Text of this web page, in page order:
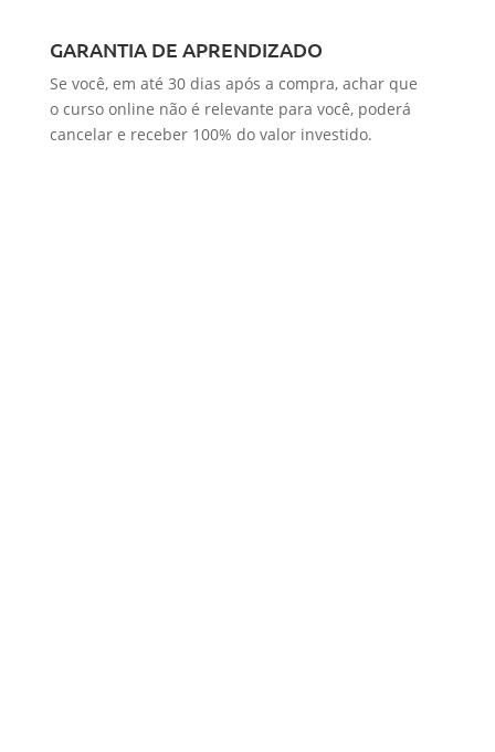
GARANTIA DE APRENDIZADO
Se você, em até 30 dias após a compra, achar que
o curso online não é relevante para você, poderá
cancelar e receber 100% do valor investido.